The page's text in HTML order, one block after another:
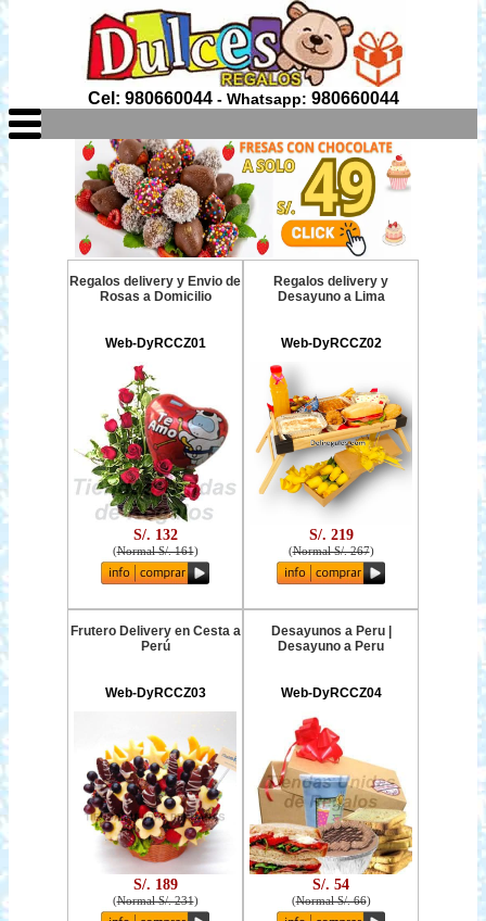
Cel: 980660044- Whatsapp: 980660044
Regalos delivery y Envio de
Rosas a Domicilio
Web-DyRCCZ01
S/. 132
(Normal S/. 161)
Regalos delivery y
Desayuno a Lima
Web-DyRCCZ02
S/. 219
(Normal S/. 267)
Frutero Delivery en Cesta a
Perú
Web-DyRCCZ03
S/. 189
(Normal S/. 231)
Desayunos a Peru |
Desayuno a Peru
Web-DyRCCZ04
S/. 54
(Normal S/. 66)